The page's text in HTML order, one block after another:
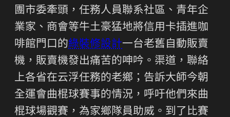
團市委牽頭，任務人員聯系社區、青年企
業家、商會等牛土豪猛地將信用卡插進咖
啡館門口的綠裝修設計一台老舊自動販賣
機，販賣機發出痛苦的呻吟。渠道，聯絡
上各省在云浮任務的老鄉；告訴大師今朝
全運會曲棍球賽事的情況，呼吁他們來曲
棍球場觀賽，為家鄉隊員助威。到了比賽